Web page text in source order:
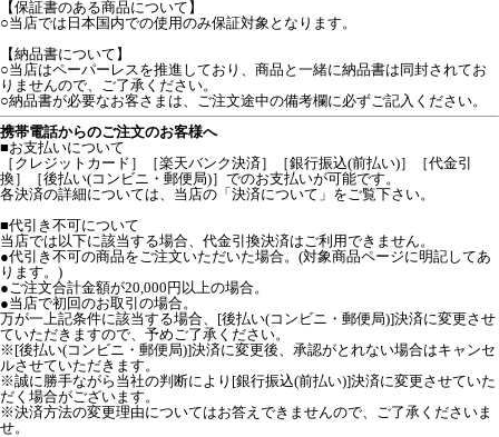
【保証書のある商品について】
○当店では日本国内での使用のみ保証対象となります。
【納品書について】
○当店はペーパーレスを推進しており、商品と一緒に納品書は同封されてお
りませんので、ご了承ください。
○納品書が必要なお客さまは、ご注文途中の備考欄に必ずご記入ください。
携帯電話からのご注文のお客様へ
■お支払いについて
［クレジットカード］［楽天バンク決済］［銀行振込(前払い)］［代金引
換］［後払い(コンビニ・郵便局)］でのお支払いが可能です。
各決済の詳細については、当店の「決済について」をご覧下さい。
■代引き不可について
当店では以下に該当する場合、代金引換決済はご利用できません。
●代引き不可の商品をご注文いただいた場合。(対象商品ページに明記してあ
ります。)
●ご注文合計金額が20,000円以上の場合。
●当店で初回のお取引の場合。
万が一上記条件に該当する場合、[後払い(コンビニ・郵便局)]決済に変更させ
ていただきますので、予めご了承ください。
※[後払い(コンビニ・郵便局)]決済に変更後、承認がとれない場合はキャンセ
ルさせていただきます。
※誠に勝手ながら当社の判断により[銀行振込(前払い)]決済に変更させていた
だく場合がございます。
※決済方法の変更理由についてはお答えできませんので、ご了承くださいま
せ。